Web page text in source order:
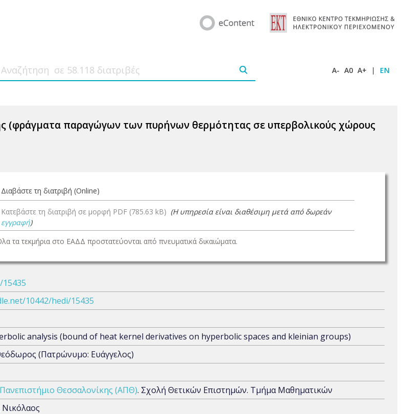
A- A0 A+ | EN
(φράγματα παραγώγων των πυρήνων θερμότητας σε υπερβολικούς χώρους
Διαβάστε τη διατριβή (Online)
Κατεβάστε τη διατριβή σε μορφή PDF (785.63 kB) (Η υπηρεσία είναι διαθέσιμη μετά από δωρεάν
εγγραφή)
τα τεκμήρια στο ΕΑΔΔ προστατεύονται από πνευματικά δικαιώματα.
15435
10442/hedi/15435
analysis (bound of heat kernel derivatives on hyperbolic spaces and kleinian groups)
(Πατρώνυμο: Ευάγγελος)
Θεσσαλονίκης (ΑΠΘ). Σχολή Θετικών Επιστημών. Τμήμα Μαθηματικών